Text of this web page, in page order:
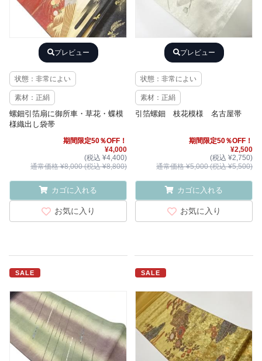
プレビュー
状態：非常によい
素材：正絹
螺鈿引箔扇に御所車・草花・蝶模
様織出し袋帯
期間限定50％OFF！
¥4,000
(税込 ¥4,400)
通常価格 ¥8,000 (税込 ¥8,800)
カゴに入れる
お気に入り
プレビュー
状態：非常によい
素材：正絹
引箔螺鈿 枝花模様 名古屋帯
期間限定50％OFF！
¥2,500
(税込 ¥2,750)
通常価格 ¥5,000 (税込 ¥5,500)
カゴに入れる
お気に入り
SALE SALE